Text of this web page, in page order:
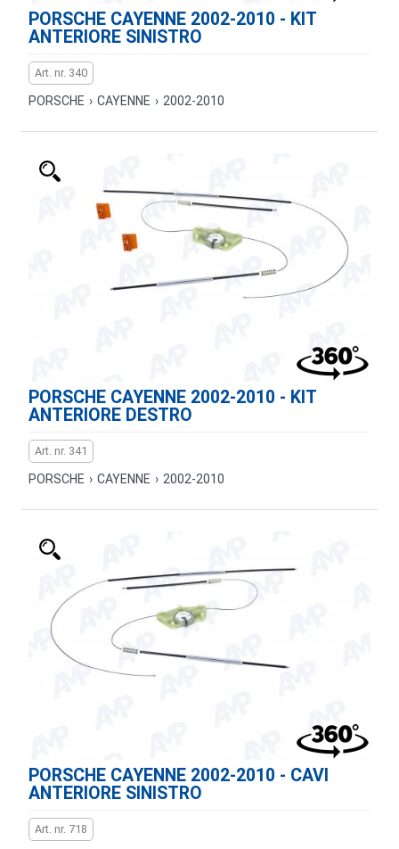
PORSCHE CAYENNE 2002-2010 - KIT
ANTERIORE SINISTRO
Art. nr. 340
PORSCHE › CAYENNE › 2002-2010
PORSCHE CAYENNE 2002-2010 - KIT
ANTERIORE DESTRO
Art. nr. 341
PORSCHE › CAYENNE › 2002-2010
PORSCHE CAYENNE 2002-2010 - CAVI
ANTERIORE SINISTRO
Art. nr. 718